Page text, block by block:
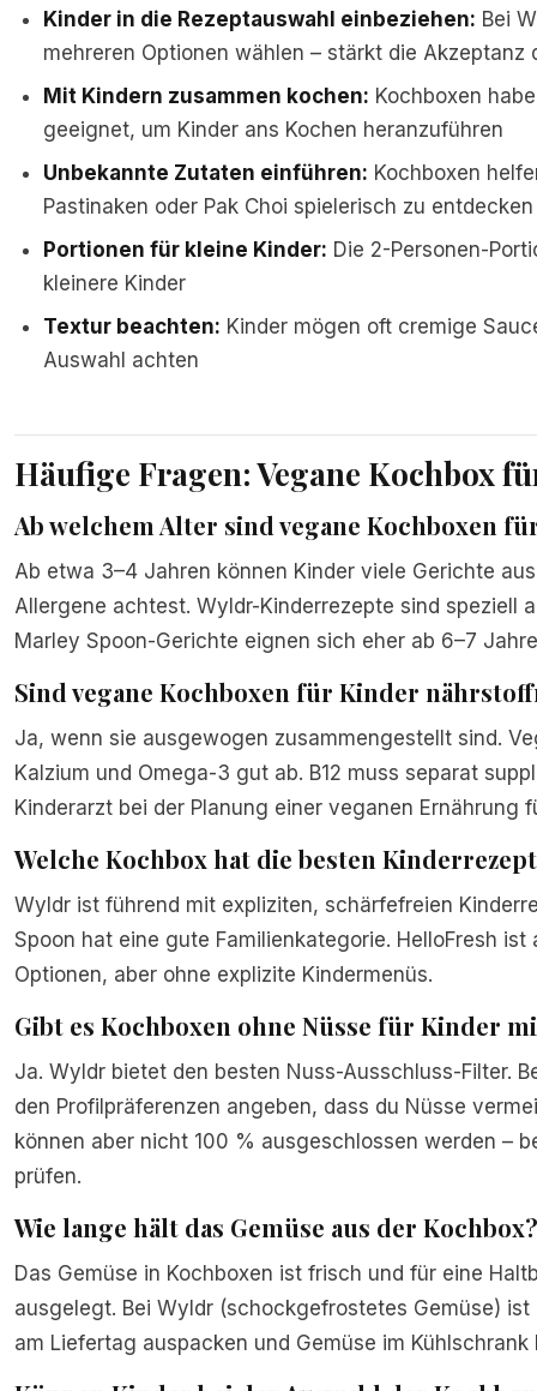
Kinder in die Rezeptauswahl einbeziehen: Bei
mehreren Optionen wählen – stärkt die Akzeptanz
Mit Kindern zusammen kochen: Kochboxen
geeignet, um Kinder ans Kochen heranzuführen
Unbekannte Zutaten einführen: Kochboxen
Pastinaken oder Pak Choi spielerisch zu entdecken
Portionen für kleine Kinder: Die 2-Personen-
kleinere Kinder
Textur beachten: Kinder mögen oft cremige
Auswahl achten
Häufige Fragen: Vegane Kochbox
Ab welchem Alter sind vegane Kochboxen
Ab etwa 3–4 Jahren können Kinder viele Gerichte
Allergene achtest. Wyldr-Kinderrezepte sind speziell
Marley Spoon-Gerichte eignen sich eher ab 6–7
Sind vegane Kochboxen für Kinder
Ja, wenn sie ausgewogen zusammengestellt sind.
Kalzium und Omega-3 gut ab. B12 muss separat
Kinderarzt bei der Planung einer veganen Ernährung
Welche Kochbox hat die besten
Wyldr ist führend mit expliziten, schärfefreien
Spoon hat eine gute Familienkategorie. HelloFresh
Optionen, aber ohne explizite Kindermenüs.
Gibt es Kochboxen ohne Nüsse für Kinder
Ja. Wyldr bietet den besten Nuss-Ausschluss-Filter.
den Profilpräferenzen angeben, dass du Nüsse
können aber nicht 100 % ausgeschlossen werden –
prüfen.
Wie lange hält das Gemüse aus der Kochbox?
Das Gemüse in Kochboxen ist frisch und für eine
ausgelegt. Bei Wyldr (schockgefrostetes Gemüse)
am Liefertag auspacken und Gemüse im Kühlschrank